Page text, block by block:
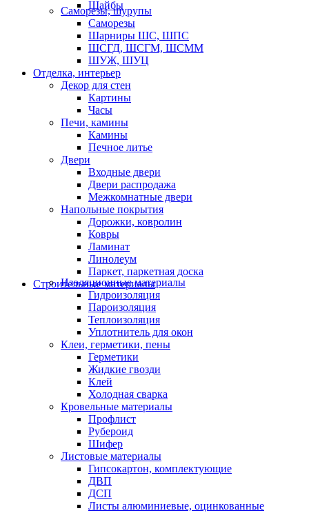
Шайбы
Саморезы, шурупы
Саморезы
Шарниры ШС, ШПС
ШСГД, ШСГМ, ШСММ
ШУЖ, ШУЦ
Отделка, интерьер
Декор для стен
Картины
Часы
Печи, камины
Камины
Печное литье
Двери
Входные двери
Двери распродажа
Межкомнатные двери
Напольные покрытия
Дорожки, ковролин
Ковры
Ламинат
Линолеум
Паркет, паркетная доска
Строительные материалы
Изоляционные материалы
Гидроизоляция
Пароизоляция
Теплоизоляция
Уплотнитель для окон
Клеи, герметики, пены
Герметики
Жидкие гвозди
Клей
Холодная сварка
Кровельные материалы
Профлист
Рубероид
Шифер
Листовые материалы
Гипсокартон, комплектующие
ДВП
ДСП
Листы алюминиевые, оцинкованные